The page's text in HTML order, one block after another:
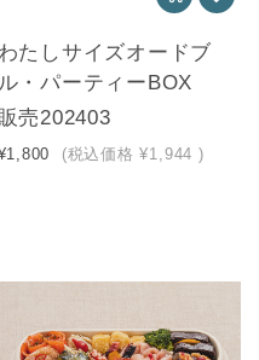
わたしサイズオードブ
ル・パーティーBOX
販売202403
(税込価格 ¥1,944 )